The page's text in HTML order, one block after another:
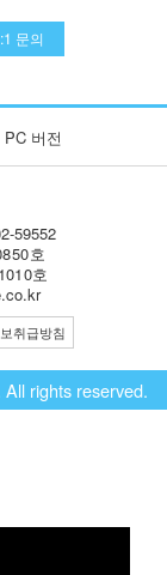
문의
PC 버전
59552
호
호
취급방침
rights reserved.